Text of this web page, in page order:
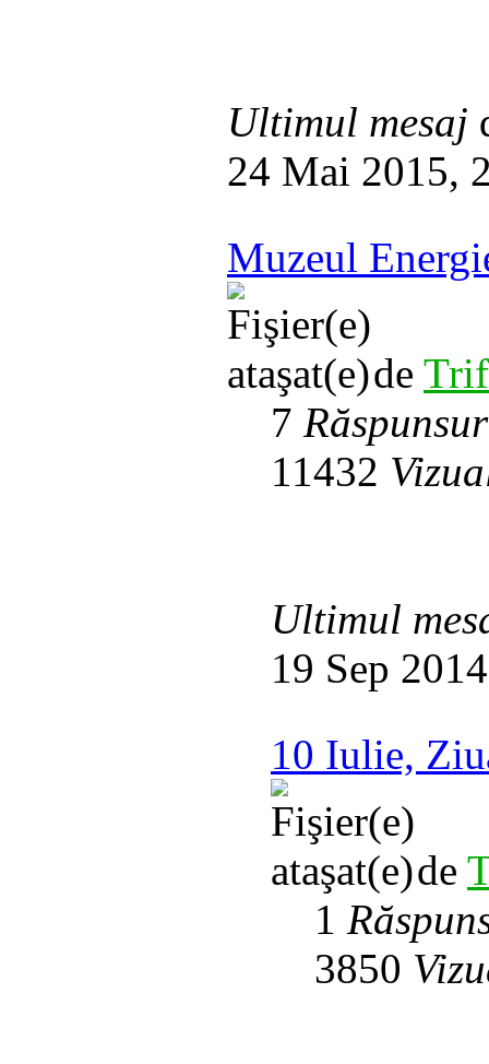
Ultimul mesaj
24 Mai 2015,
Muzeul
de
7
11432
Ultimul
19 Sep
10 Iulie,
de
1
3850